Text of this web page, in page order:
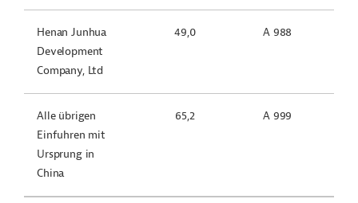
Henan Junhua
Development
Company, Ltd
49,0 A 988
Alle übrigen
Einfuhren mit
Ursprung in
China
65,2 A 999